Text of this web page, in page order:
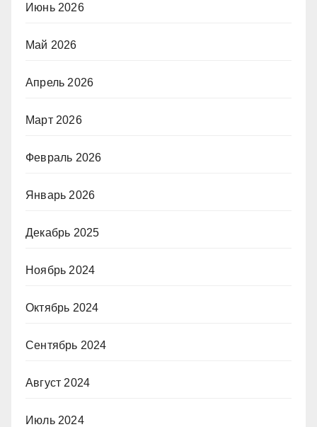
Июнь 2026
Май 2026
Апрель 2026
Март 2026
Февраль 2026
Январь 2026
Декабрь 2025
Ноябрь 2024
Октябрь 2024
Сентябрь 2024
Август 2024
Июль 2024